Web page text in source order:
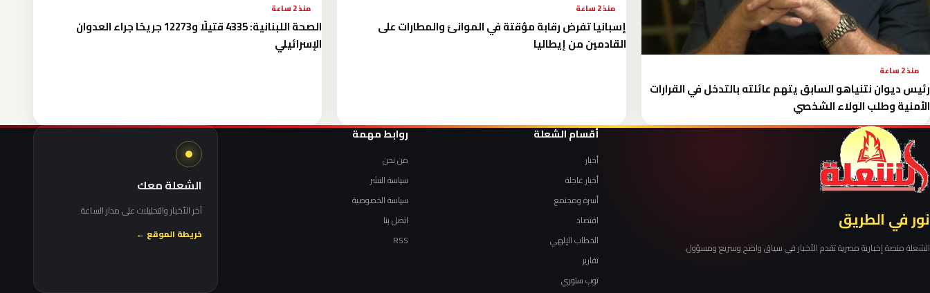
منذ 2 ساعة
رئيس ديوان نتنياهو السابق يتهم عائلته بالتدخل في القرارات
الأمنية وطلب الولاء الشخصي
منذ 2 ساعة
إسبانيا تفرض رقابة مؤقتة في الموانئ والمطارات على
القادمين من إيطاليا
منذ 2 ساعة
الصحة اللبنانية: 4335 قتيلًا و12273 جريحًا جراء العدوان
الإسرائيلي
نور في الطريق
الشعلة منصة إخبارية مصرية تقدم الأخبار في سياق واضح وسريع ومسؤول.
أقسام الشعلة
أخبار
أخبار عاجلة
أسرة ومجتمع
اقتصاد
الخطاب الإلهي
تقارير
توب ستوري
روابط مهمة
من نحن
سياسة النشر
سياسة الخصوصية
اتصل بنا
RSS
الشعلة معك
آخر الأخبار والتحليلات على مدار الساعة.
خريطة الموقع ←